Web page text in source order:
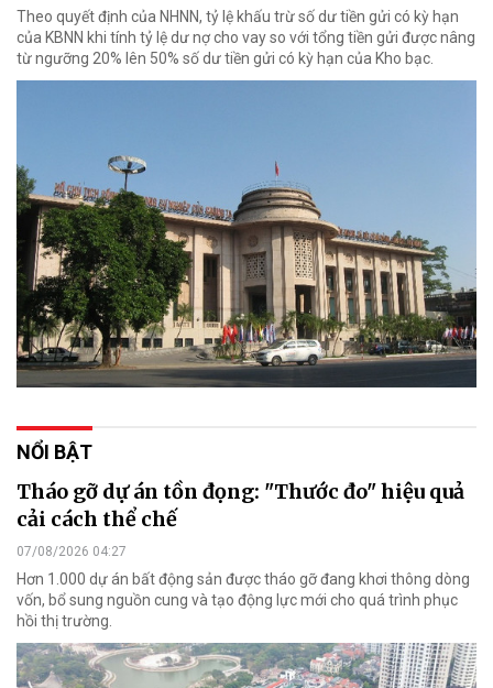
Theo quyết định của NHNN, tỷ lệ khấu trừ số dư tiền gửi có kỳ hạn
của KBNN khi tính tỷ lệ dư nợ cho vay so với tổng tiền gửi được nâng
từ ngưỡng 20% lên 50% số dư tiền gửi có kỳ hạn của Kho bạc.
NỔI BẬT
Tháo gỡ dự án tồn đọng: "Thước đo" hiệu quả
cải cách thể chế
07/08/2026 04:27
Hơn 1.000 dự án bất động sản được tháo gỡ đang khơi thông dòng
vốn, bổ sung nguồn cung và tạo động lực mới cho quá trình phục
hồi thị trường.